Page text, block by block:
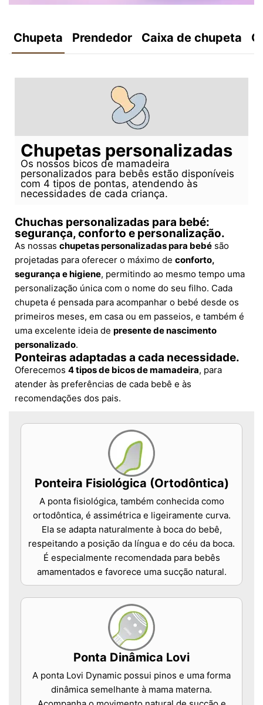
Chupeta Prendedor Caixa de chupeta
Chupetas personalizadas
Os nossos bicos de mamadeira
personalizados para bebês estão disponíveis
com 4 tipos de pontas, atendendo às
necessidades de cada criança.
Chuchas personalizadas para bebé:
segurança, conforto e personalização.
As nossas chupetas personalizadas para bebé são
projetadas para oferecer o máximo de conforto,
segurança e higiene, permitindo ao mesmo tempo uma
personalização única com o nome do seu filho. Cada
chupeta é pensada para acompanhar o bebé desde os
primeiros meses, em casa ou em passeios, e também é
uma excelente ideia de presente de nascimento
personalizado.
Ponteiras adaptadas a cada necessidade.
Oferecemos 4 tipos de bicos de mamadeira, para
atender às preferências de cada bebê e às
recomendações dos pais.
Ponteira Fisiológica (Ortodôntica)
A ponta fisiológica, também conhecida como
ortodôntica, é assimétrica e ligeiramente curva.
Ela se adapta naturalmente à boca do bebê,
respeitando a posição da língua e do céu da boca.
É especialmente recomendada para bebês
amamentados e favorece uma sucção natural.
Ponta Dinâmica Lovi
A ponta Lovi Dynamic possui pinos e uma forma
dinâmica semelhante à mama materna.